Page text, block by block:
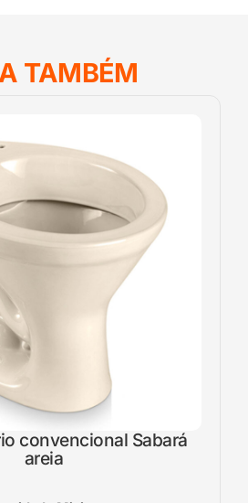
TAMBÉM
convencional Sabará
areia